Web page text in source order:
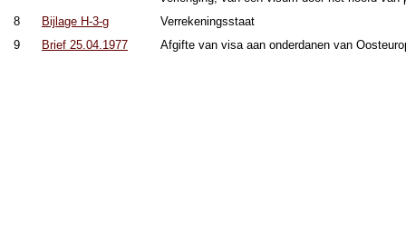
8
Bijlage H-3-g
Verrekeningsstaat
9
Brief 25.04.1977 Afgifte van visa aan onderdanen van